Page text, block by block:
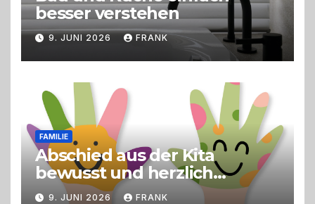
besser verstehen
9. JUNI 2026 FRANK
FAMILIE
Abschied aus der Kita
bewusst und herzlich
gestalten
9. JUNI 2026 FRANK